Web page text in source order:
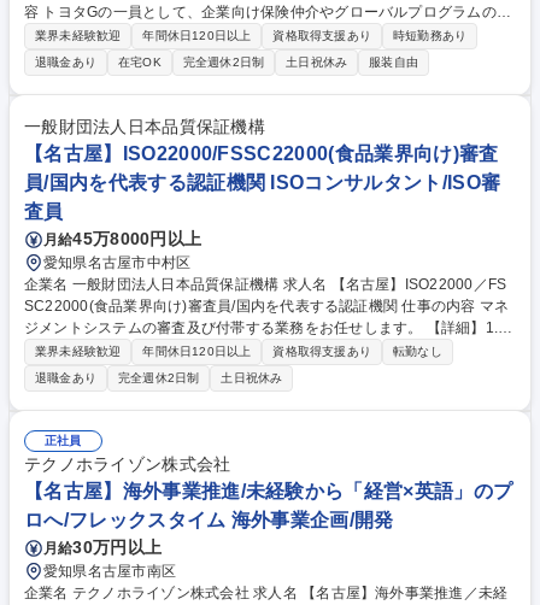
容 トヨタGの一員として、企業向け保険仲介やグローバルプログラムの構
築・運営などを行う当社のコーポレート室のメンバーとして、以下のいず
れかの業務のサポートもしくは全体のサポートをお任せいたします。 ●総
務：備品管理、法令対応 ●経理：経費精算、取引先管理 ●人事：採用、教
育、規程管理 ※いずれも一例です。 募集職種 ★障がい者雇用枠【名古
屋】コーポレート職/総務・経理・人事/豊通グループ
業界未経験歓迎 年間休日120日以上 資格取得支援あり
時短勤務あり
退職金あり
在宅OK 完全週休2日制 土日祝休み 服装自由
一般財団法人日本品質保証機構
【名古屋】ISO22000/FSSC22000(食品業界向け)審査
員/国内を代表する認証機関 ISOコンサルタント/ISO審
査員
月給45万8000円以上
愛知県名古屋市中村区
企業名 一般財団法人日本品質保証機構 求人名 【名古屋】ISO22000／FS
SC22000(食品業界向け)審査員/国内を代表する認証機関 仕事の内容 マネ
ジメントシステムの審査及び付帯する業務をお任せします。 【詳細】1.審
査日程の決定：審査をする企業と審査日決定後、連絡や必要資料の確認、
宿泊先・移動手段の手配等事前準備を始めます。 2．審査計画の策定・調
整：審査当日の審査スケジュールを作成して企業と調整し、審査計画を決
定します。また、審査前日までに、審査チーム内の打ち合わせを行いま
す。3．審査：審査計画に沿って、審査を実施し、審査報告書を作成しま
す。内容を受審企業に説明し、責任者からサインをいただきます。4．審
査終了後：審査実施後の業務処理を行います。 【変更の範囲：当機構にお
ける各種業務全般】 募集職種 【名古屋】ISO22000／FSSC22000(食品業
界向け)審査員/国内を代表する認証機関
業界未経験歓迎 年間休日120日以上 資格取得支援あり
転勤なし
退職金あり
完全週休2日制 土日祝休み
正社員
テクノホライゾン株式会社
【名古屋】海外事業推進/未経験から「経営×英語」のプ
ロへ/フレックスタイム 海外事業企画/開発
月給30万円以上
愛知県名古屋市南区
企業名 テクノホライゾン株式会社 求人名 【名古屋】海外事業推進／未経